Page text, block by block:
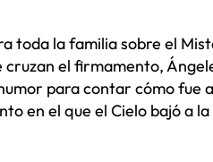
toda la familia sobre el
el firmamento,
para contar cómo fue
en el que el Cielo bajó a